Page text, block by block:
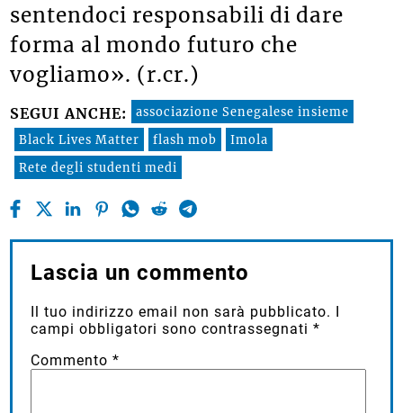
sentendoci responsabili di dare
forma al mondo futuro che
vogliamo». (r.cr.)
SEGUI ANCHE:
associazione Senegalese insieme
Black Lives Matter
flash mob
Imola
Rete degli studenti medi
Lascia un commento
Il tuo indirizzo email non sarà pubblicato. I
campi obbligatori sono contrassegnati*
Commento*